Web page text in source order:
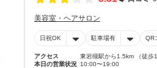
美容室・ヘアサロン
日祝OK 駐車場有 QR
アクセス
東岩槻駅から1.5km （徒歩
本日の営業状況 10:00〜19:00